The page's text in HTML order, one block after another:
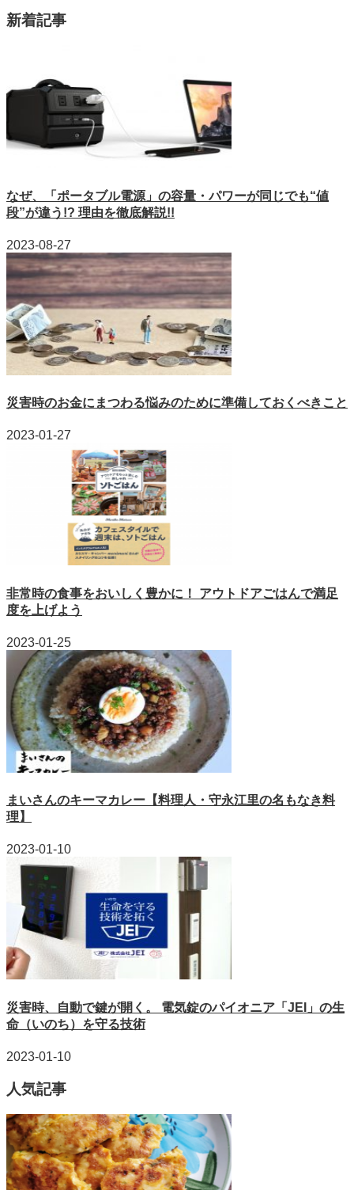
新着記事
なぜ、「ポータブル電源」の容量・パワーが同じでも“値
段”が違う!? 理由を徹底解説!!
2023-08-27
災害時のお金にまつわる悩みのために準備しておくべきこと
2023-01-27
非常時の食事をおいしく豊かに！ アウトドアごはんで満足
度を上げよう
2023-01-25
まいさんのキーマカレー【料理人・守永江里の名もなき料
理】
2023-01-10
災害時、自動で鍵が開く。 電気錠のパイオニア「JEI」の生
命（いのち）を守る技術
2023-01-10
人気記事